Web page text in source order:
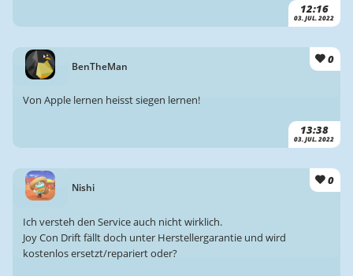
12:16
03. JUL. 2022
BenTheMan
0
13:38
03. JUL. 2022
Von Apple lernen heisst siegen lernen!
Nishi
0
Ich versteh den Service auch nicht wirklich.
Joy Con Drift fällt doch unter Herstellergarantie und wird
kostenlos ersetzt/repariert oder?